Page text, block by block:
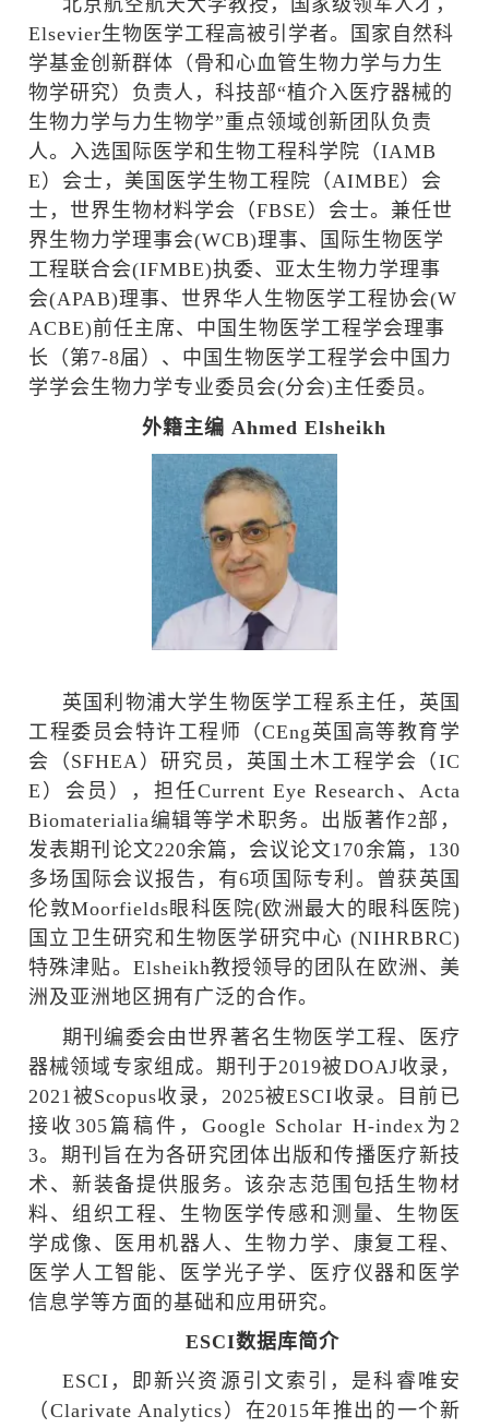
北京航空航天大学教授，国家级领军人才，
Elsevier生物医学工程高被引学者。国家自然科
学基金创新群体（骨和心血管生物力学与力生
物学研究）负责人，科技部“植介入医疗器械的
生物力学与力生物学”重点领域创新团队负责
人。入选国际医学和生物工程科学院（IAMB
E ）会士，美国医学生物工程院（AIMBE ）会
士，世界生物材料学会（FBSE ）会士。兼任世
界生物力学理事会(WCB)理事、国际生物医学
工程联合会(IFMBE)执委、亚太生物力学理事
会(APAB)理事、世界华人生物医学工程协会(W
ACBE)前任主席、中国生物医学工程学会理事
长（第7-8届）、中国生物医学工程学会中国力
学学会生物力学专业委员会(分会)主任委员。
外籍主编 Ahmed Elsheikh
英国利物浦大学生物医学工程系主任，英国
工程委员会特许工程师（CEng 英国高等教育学
会（ SFHEA ）研究员，英国土木工程学会（ IC
E ）会员），担任Current Eye Research 、 Acta
Biomaterialia编辑等学术职务。出版著作2部，
发表期刊论文220余篇，会议论文170余篇， 130
多场国际会议报告，有6项国际专利。曾获英国
伦敦Moorfields眼科医院(欧洲最大的眼科医院)
国立卫生研究和生物医学研究中心 (NIHRBRC)
特殊津贴。 Elsheikh教授领导的团队在欧洲、美
洲及亚洲地区拥有广泛的合作。
期刊编委会由世界著名生物医学工程、医疗
器械领域专家组成。期刊于2019被DOAJ收录，
2021被Scopus收录， 2025被ESCI收录。目前已
接收 305篇稿件，Google Scholar H-index 为 2
3。期刊旨在为各研究团体出版和传播医疗新技
术、新装备提供服务。该杂志范围包括生物材
料、组织工程、生物医学传感和测量、生物医
学成像、医用机器人、生物力学、康复工程、
医学人工智能、医学光子学、医疗仪器和医学
信息学等方面的基础和应用研究。
ESCI数据库简介
ESCI ，即新兴资源引文索引，是科睿唯安
（ Clarivate Analytics ）在2015年推出的一个新